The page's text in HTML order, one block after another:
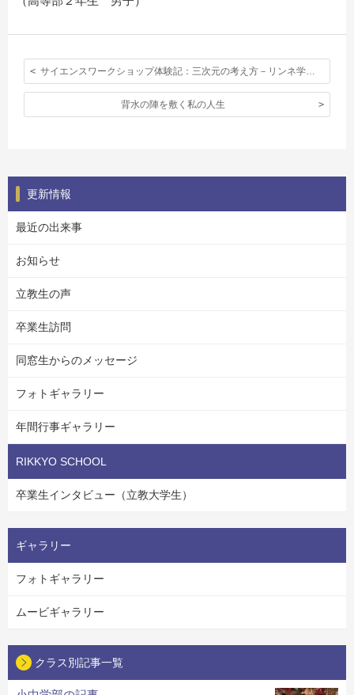
背水の陣を敷く私の人生
更新情報
最近の出来事
お知らせ
立教生の声
卒業生訪問
同窓生からのメッセージ
フォトギャラリー
年間行事ギャラリー
RIKKYO SCHOOL
卒業生インタビュー（立教大学生）
ギャラリー
フォトギャラリー
ムービギャラリー
クラス別記事一覧